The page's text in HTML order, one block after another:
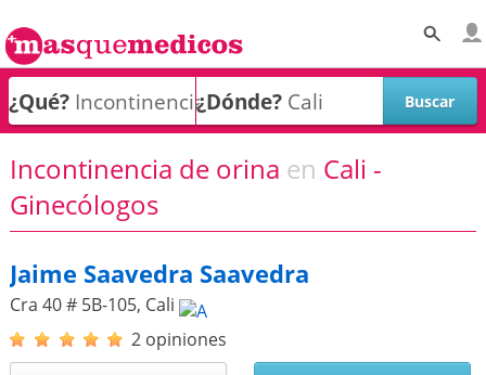
¿Qué? ¿Dónde?
Incontinencia de orina en Cali -
Ginecólogos
Jaime Saavedra Saavedra
Cra 40 # 5B-105, Cali
2 opiniones